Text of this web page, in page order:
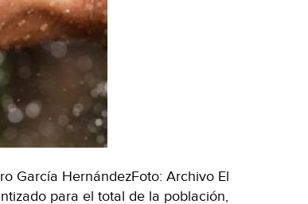
García HernándezFoto: Archivo El
para el total de la población,